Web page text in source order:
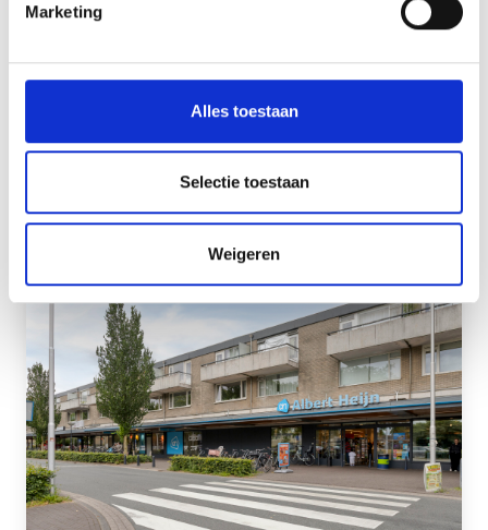
Marketing
Alles toestaan
Selectie toestaan
Weigeren
zekerheid bij VMG
Makelaars
Onze expert ondervinden permanente